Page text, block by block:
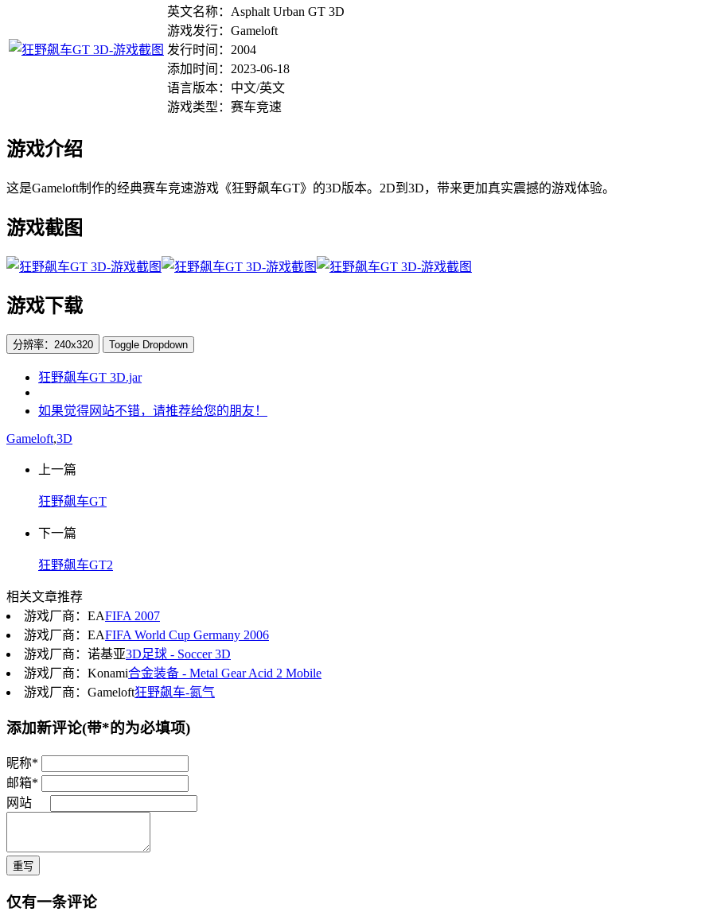
英文名称：Asphalt Urban GT 3D
游戏发行：Gameloft
发行时间：2004
添加时间：2023-06-18
语言版本：中文/英文
游戏类型：赛车竞速
游戏介绍
这是Gameloft制作的经典赛车竞速游戏《狂野飙车GT》的3D版本。2D到3D，带来更加真实震撼的游戏体验。
游戏截图
游戏下载
分辨率：240x320 Toggle Dropdown
狂野飙车GT 3D.jar
如果觉得网站不错，请推荐给您的朋友！
Gameloft,3D
上一篇
狂野飙车GT
下一篇
狂野飙车GT2
相关文章推荐
游戏厂商：EAFIFA 2007
游戏厂商：EAFIFA World Cup Germany 2006
游戏厂商：诺基亚3D足球 - Soccer 3D
游戏厂商：Konami合金装备 - Metal Gear Acid 2 Mobile
游戏厂商：Gameloft狂野飙车-氮气
添加新评论(带*的为必填项)
昵称*
邮箱*
网站
重写
仅有一条评论